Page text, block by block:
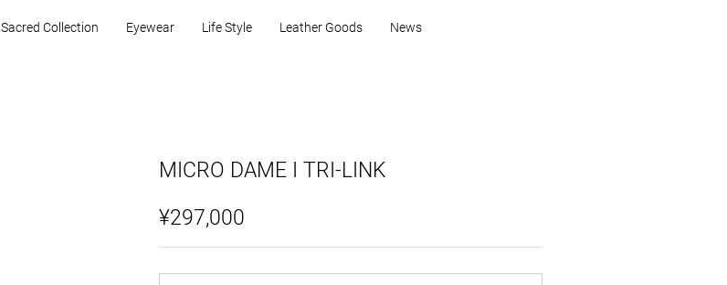
Sacred Collection Eyewear Life Style Leather Goods News
MICRO DAME I TRI-LINK
¥297,000